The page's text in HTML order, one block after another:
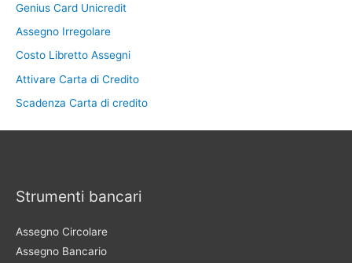
Genius Card Unicredit
Assegno Irregolare
Costo Libretto Assegni
Attivare Carta di Credito
Scadenza Carta di credito
Strumenti bancari
Assegno Circolare
Assegno Bancario